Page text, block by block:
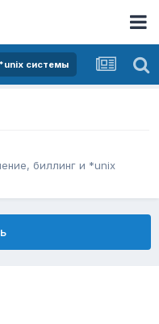
системы
биллинг и *unix